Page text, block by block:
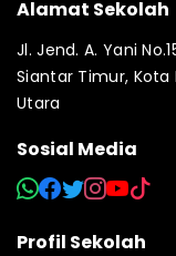
Alamat Sekolah
Jl. Jend. A. Yani
Siantar Timur,
Utara
Sosial Media
Profil Sekolah